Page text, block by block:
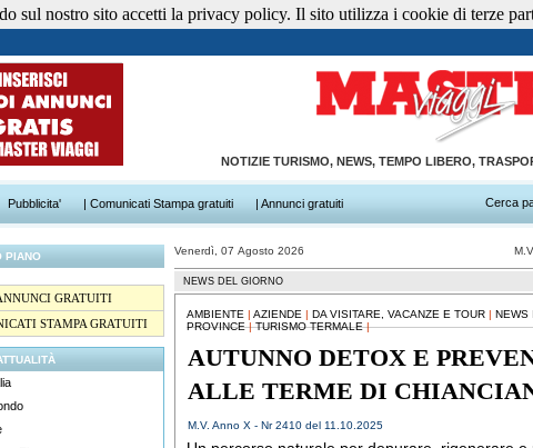
NOTIZIE TURISMO, NEWS, TEMPO LIBERO,
Pubblicita' | Comunicati Stampa gratuiti | Annunci gratuiti Cerca
PIANO
GRATUITI
STAMPA GRATUITI
Venerdì, 07 Agosto 2026
NEWS DEL GIORNO
AMBIENTE | AZIENDE | DA VISITARE, VACANZE E TOUR | NEWS
PROVINCE|TURISMO TERMALE|
AUTUNNO DETOX E
ALLE TERME DI
M.V. Anno X - Nr 2410 del 11.10.2025
sul nostro sito accetti la privacy policy. Il sito utilizza i cookie di terze